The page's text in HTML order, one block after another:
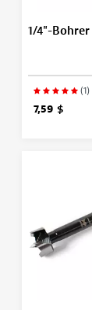
1/4"-Bohrer
(1)
7,59 $